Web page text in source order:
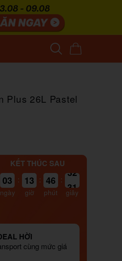
Plus 26L Pastel
KẾT THÚC SAU
03
ngày
: 13
giờ
: 46
phút
: 31
giây
HỜI
cùng mức giá